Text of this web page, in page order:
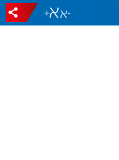
-
+